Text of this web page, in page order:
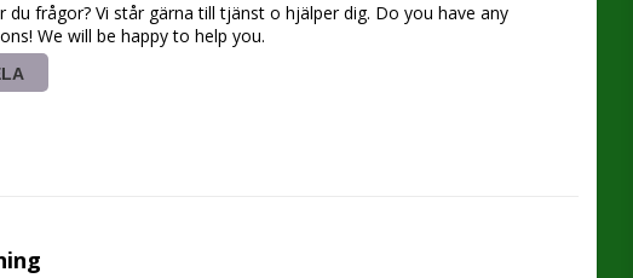
du frågor? Vi står gärna till tjänst o hjälper dig. Do you have any
We will be happy to help you.